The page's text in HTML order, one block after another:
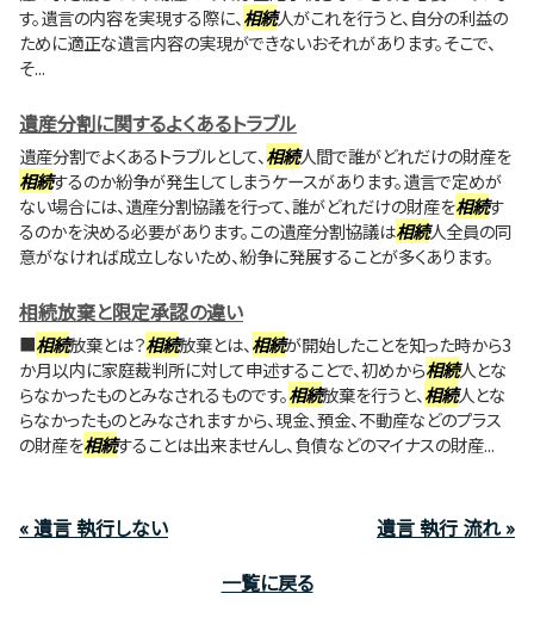
す。遺言の内容を実現する際に、相続人がこれを行うと、自分の利益の
ために適正な遺言内容の実現ができないおそれがあります。そこで、
そ...
遺産分割に関するよくあるトラブル
遺産分割でよくあるトラブルとして、相続人間で誰がどれだけの財産を
相続するのか紛争が発生してしまうケースがあります。遺言で定めが
ない場合には、遺産分割協議を行って、誰がどれだけの財産を相続す
るのかを決める必要があります。この遺産分割協議は相続人全員の同
意がなければ成立しないため、紛争に発展することが多くあります。
相続放棄と限定承認の違い
■相続放棄とは？相続放棄とは、相続が開始したことを知った時から3
か月以内に家庭裁判所に対して申述することで、初めから相続人とな
らなかったものとみなされるものです。相続放棄を行うと、相続人とな
らなかったものとみなされますから、現金、預金、不動産などのプラス
の財産を相続することは出来ませんし、負債などのマイナスの財産...
« 遺言 執行しない
遺言 執行 流れ »
一覧に戻る